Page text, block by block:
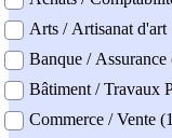
Arts / Artisanat d'art
Banque / Assurance
Bâtiment / Travaux
Commerce / Vente